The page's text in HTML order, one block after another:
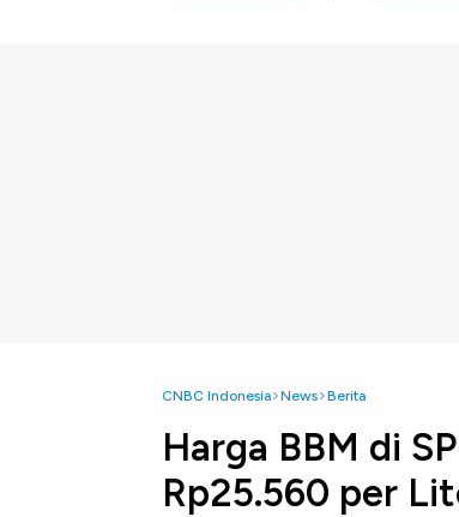
CNBC Indonesia News Berita
Harga BBM di
Rp25.560 per